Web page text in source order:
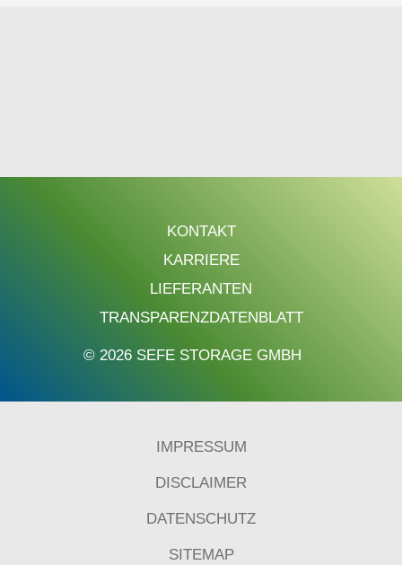
KONTAKT
KARRIERE
LIEFERANTEN
TRANSPARENZDATENBLATT
© 2026 SEFE STORAGE GMBH
IMPRESSUM
DISCLAIMER
DATENSCHUTZ
SITEMAP